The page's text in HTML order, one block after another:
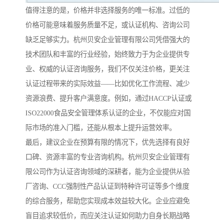
值得注意的是，价格并非选择服务的唯一标准。过低的
价格可能意味着服务质量不足，或认证机构、咨询公司
缺乏足够实力。杭州贝安企业管理有限公司凭借强大的
技术团队和丰富的行业经验，始终致力于为企业提供专
业、权威的认证咨询服务，我们不仅关注价格，更关注
认证过程带来的实际效益——比如优化工作流程、减少
资源浪费、提升客户满意度。例如，通过HACCP认证或
ISO22000食品安全管理体系认证的企业，不仅能应对国
际市场的准入门槛，还能从根本上提升运营效率。
最后，建议企业在预算有限的情况下，优先选择有良好
口碑、资源丰富的专业咨询机构。杭州贝安企业管理有
限公司作为认证咨询领域的深耕者，能为企业提供从验
厂咨询、CCC强制性产品认证到特种许可证等多个维度
的综合服务，帮助您实现成本效益较大化。企业应避免
盲目追求较低价，而应关注认证如何助力自身长期战略